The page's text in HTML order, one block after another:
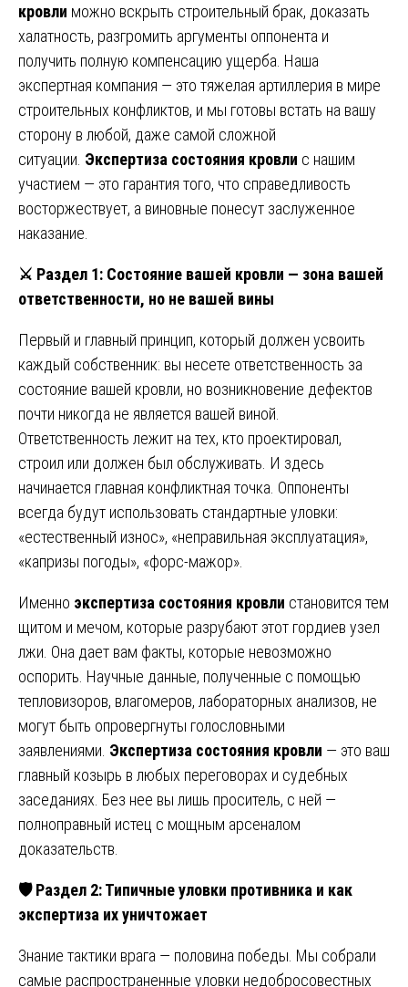
кровли можно вскрыть строительный брак, доказать
халатность, разгромить аргументы оппонента и
получить полную компенсацию ущерба. Наша
экспертная компания — это тяжелая артиллерия в мире
строительных конфликтов, и мы готовы встать на вашу
сторону в любой, даже самой сложной
ситуации. Экспертиза состояния кровли с нашим
участием — это гарантия того, что справедливость
восторжествует, а виновные понесут заслуженное
наказание.
⚔️ Раздел 1: Состояние вашей кровли — зона вашей
ответственности, но не вашей вины
Первый и главный принцип, который должен усвоить
каждый собственник: вы несете ответственность за
состояние вашей кровли, но возникновение дефектов
почти никогда не является вашей виной.
Ответственность лежит на тех, кто проектировал,
строил или должен был обслуживать. И здесь
начинается главная конфликтная точка. Оппоненты
всегда будут использовать стандартные уловки:
«естественный износ», «неправильная эксплуатация»,
«капризы погоды», «форс-мажор».
Именно экспертиза состояния кровли становится тем
щитом и мечом, которые разрубают этот гордиев узел
лжи. Она дает вам факты, которые невозможно
оспорить. Научные данные, полученные с помощью
тепловизоров, влагомеров, лабораторных анализов, не
могут быть опровергнуты голословными
заявлениями. Экспертиза состояния кровли — это ваш
главный козырь в любых переговорах и судебных
заседаниях. Без нее вы лишь проситель, с ней —
полноправный истец с мощным арсеналом
доказательств.
🛡️ Раздел 2: Типичные уловки противника и как
экспертиза их уничтожает
Знание тактики врага — половина победы. Мы собрали
самые распространенные уловки недобросовестных